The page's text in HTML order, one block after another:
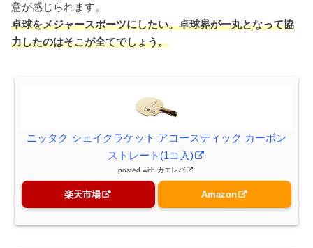
意が感じられます。
卓球をメジャースポーツにしたい。卓球界が一丸となって協
力したのはそこが全てでしょう。
ニッタク シェイクラケット アコースティック カーボン
ストレート(1コ入)
posted with カエレバ
楽天市場 Amazon